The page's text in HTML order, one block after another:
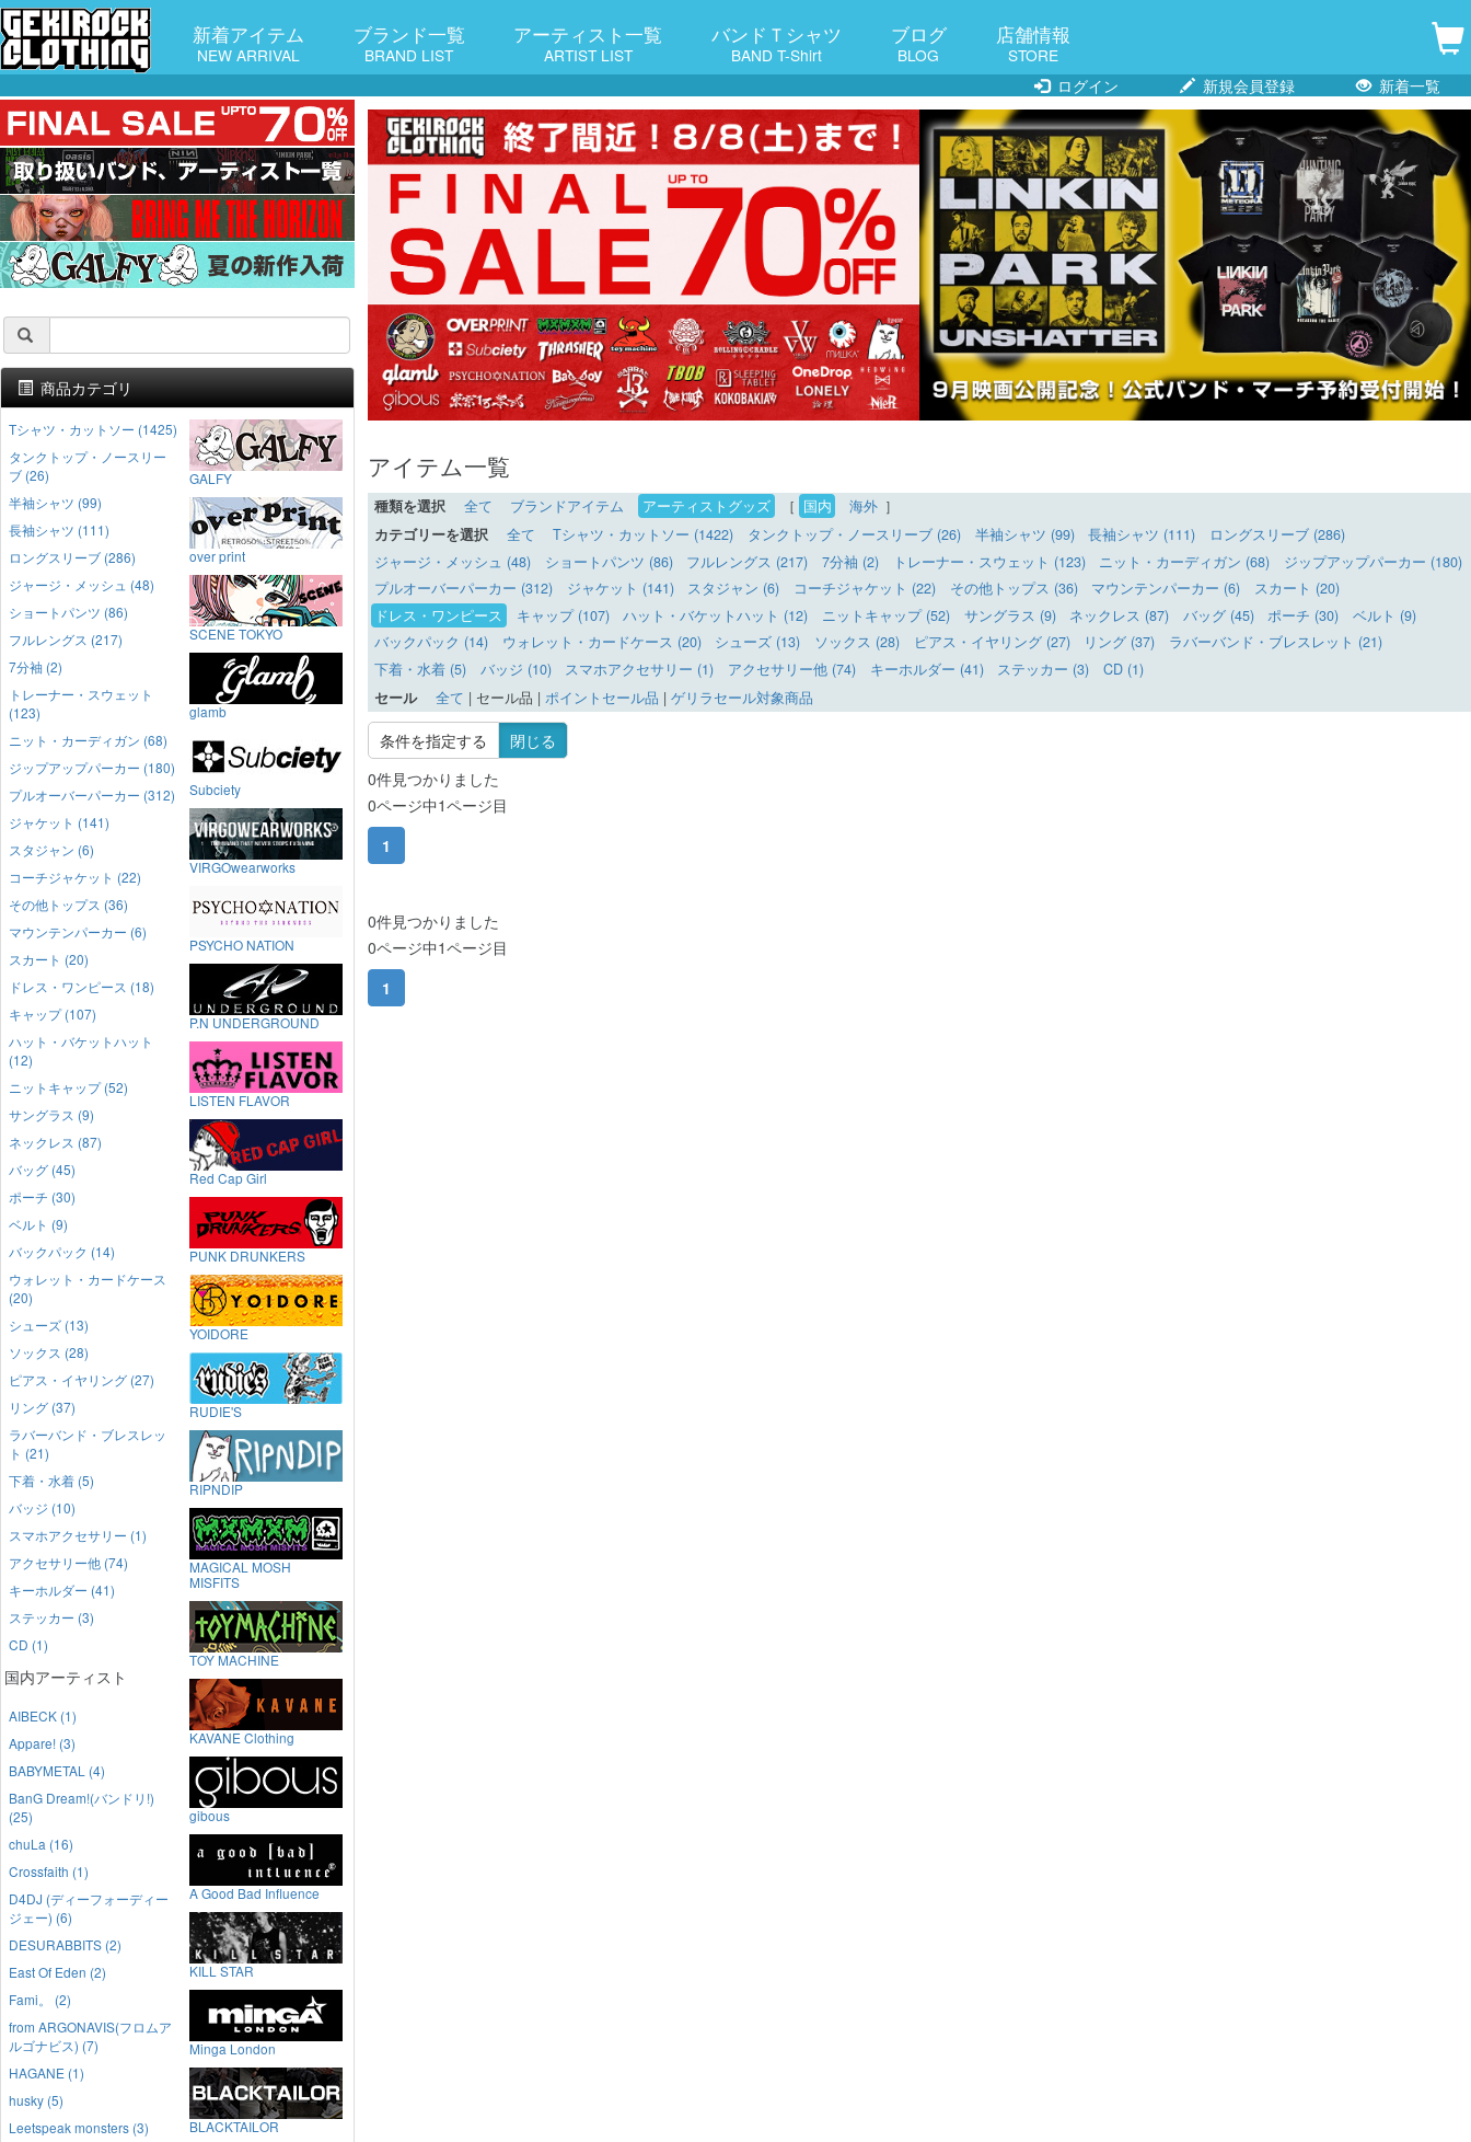
新着アイテム
NEW ARRIVAL
ブランド一覧
BRAND LIST
アーティスト一覧
ARTIST LIST
バンドＴシャツ
BAND T-Shirt
ブログ
BLOG
店舗情報
STORE
ログイン
新規会員登録 新着一覧
アイテム一覧
種類を選択 全て ブランドアイテム アーティストグッズ ［ 国内 海外 ］
カテゴリーを選択
全て Tシャツ・カットソー (1422) タンクトップ・ノースリーブ (26) 半袖シャツ (99) 長袖シャツ (111)
ロングスリーブ (286)
ジャージ・メッシュ (48)
ショートパンツ (86) フルレングス (217) 7分袖 (2) トレーナー・スウェット (123) ニット・カーディガン (68)
ジップアップパーカー (180)
プルオーバーパーカー (312)
ジャケット (141) スタジャン (6) コーチジャケット (22) その他トップス (36) マウンテンパーカー (6)
スカート (20)
ドレス・ワンピース
キャップ (107) ハット・バケットハット (12) ニットキャップ (52) サングラス (9) ネックレス (87) バッグ (45) ポーチ (30)
ベルト (9)
バックパック (14)
ウォレット・カードケース (20) シューズ (13) ソックス (28) ピアス・イヤリング (27) リング (37)
ラバーバンド・ブレスレット (21)
下着・水着 (5)
バッジ (10) スマホアクセサリー (1) アクセサリー他 (74) キーホルダー (41) ステッカー (3)
CD (1)
セール
全て | セール品 | ポイントセール品 | ゲリラセール対象商品
条件を指定する
閉じる
0件見つかりました
0ページ中1ページ目
1
0件見つかりました
0ページ中1ページ目
1
商品カテゴリ
Tシャツ・カットソー (1425)
タンクトップ・ノースリー
ブ (26)
半袖シャツ (99)
長袖シャツ (111)
ロングスリーブ (286)
ジャージ・メッシュ (48)
ショートパンツ (86)
フルレングス (217)
7分袖 (2)
トレーナー・スウェット
(123)
ニット・カーディガン (68)
ジップアップパーカー (180)
プルオーバーパーカー (312)
ジャケット (141)
スタジャン (6)
コーチジャケット (22)
その他トップス (36)
マウンテンパーカー (6)
スカート (20)
ドレス・ワンピース (18)
キャップ (107)
ハット・バケットハット
(12)
ニットキャップ (52)
サングラス (9)
ネックレス (87)
バッグ (45)
ポーチ (30)
ベルト (9)
バックパック (14)
ウォレット・カードケース
(20)
シューズ (13)
ソックス (28)
ピアス・イヤリング (27)
リング (37)
ラバーバンド・ブレスレッ
ト (21)
下着・水着 (5)
バッジ (10)
スマホアクセサリー (1)
アクセサリー他 (74)
キーホルダー (41)
ステッカー (3)
CD (1)
国内アーティスト
AIBECK (1)
Appare! (3)
BABYMETAL (4)
BanG Dream!(バンドリ!)
(25)
chuLa (16)
Crossfaith (1)
D4DJ (ディーフォーディー
ジェー) (6)
DESURABBITS (2)
East Of Eden (2)
Fami。 (2)
from ARGONAVIS(フロムア
ルゴナビス) (7)
HAGANE (1)
husky (5)
Leetspeak monsters (3)
GALFY
over print
SCENE TOKYO
glamb
Subciety
VIRGOwearworks
PSYCHO NATION
P.N UNDERGROUND
LISTEN FLAVOR
Red Cap Girl
PUNK DRUNKERS
YOIDORE
RUDIE'S
RIPNDIP
MAGICAL MOSH
MISFITS
TOY MACHINE
KAVANE Clothing
gibous
A Good Bad Influence
KILL STAR
Minga London
BLACKTAILOR